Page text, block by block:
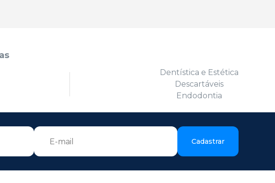
Dentística e Estética
Descartáveis
Endodontia
Cadastrar